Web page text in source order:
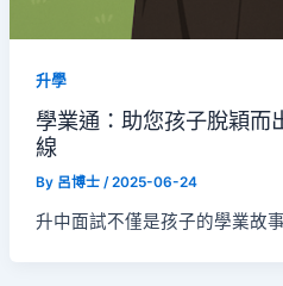
升學
學業通：助您孩子脫穎而
線
By 呂博士 /2025-06-24
升中面試不僅是孩子的學業故